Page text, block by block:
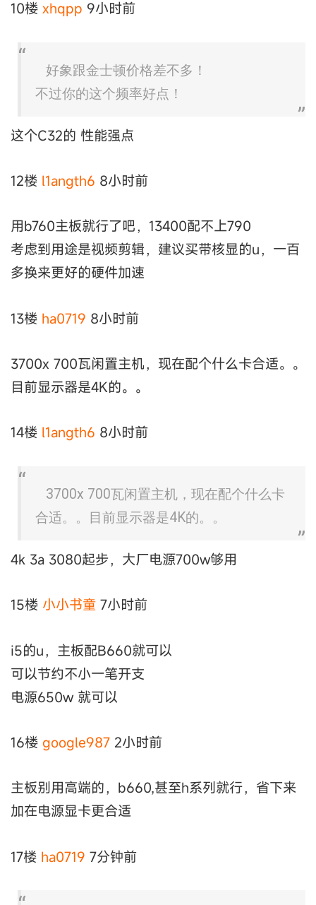
10楼 xhqpp 9小时前
好象跟金士顿价格差不多！
不过你的这个频率好点！
这个C32的 性能强点
12楼 l1angth6 8小时前
用b760主板就行了吧，13400配不上790
考虑到用途是视频剪辑，建议买带核显的u，一百
多换来更好的硬件加速
13楼 ha0719 8小时前
3700x 700瓦闲置主机，现在配个什么卡合适。。
目前显示器是4K的。。
14楼 l1angth6 8小时前
3700x 700瓦闲置主机，现在配个什么卡
合适。。目前显示器是4K的。。
4k 3a 3080起步，大厂电源700w够用
15楼 小小书童 7小时前
i5的u，主板配B660就可以
可以节约不小一笔开支
电源650w 就可以
16楼 google987 2小时前
主板别用高端的，b660,甚至h系列就行，省下来
加在电源显卡更合适
17楼 ha0719 7分钟前